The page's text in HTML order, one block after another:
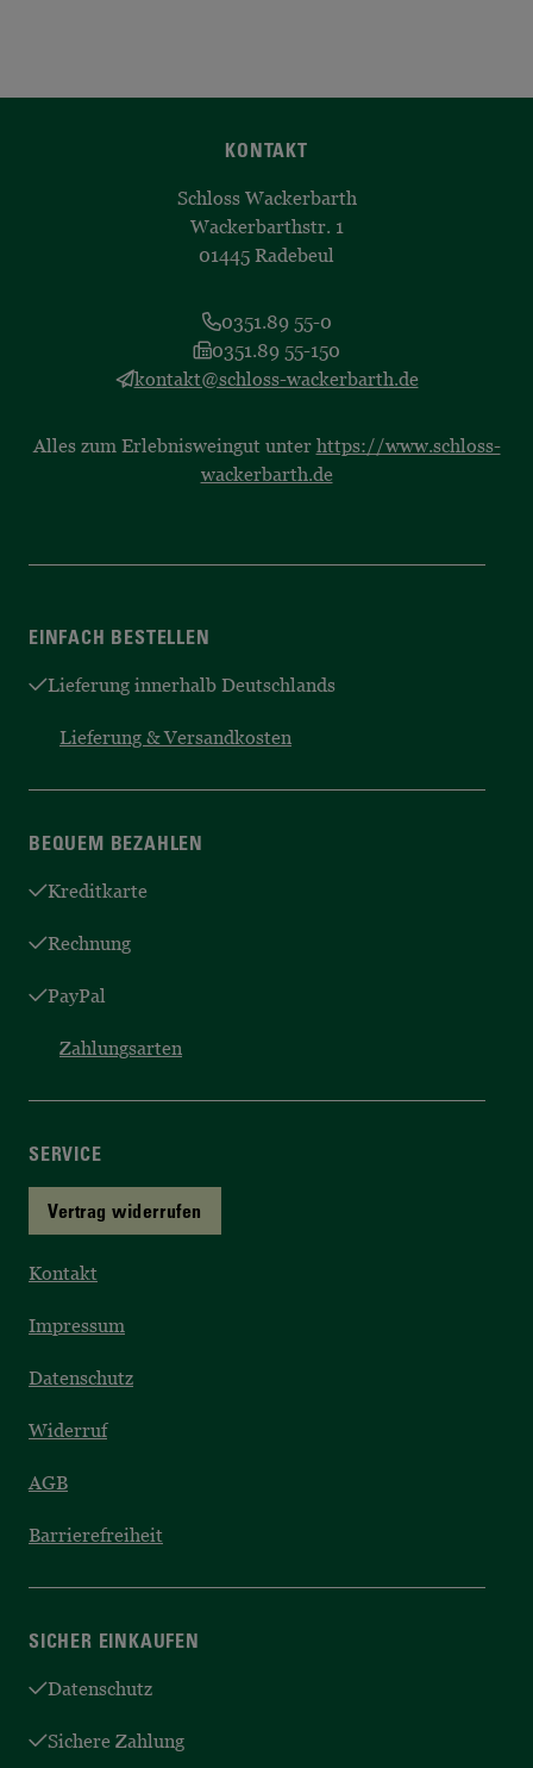
KONTAKT
Schloss Wackerbarth
Wackerbarthstr. 1
01445 Radebeul
0351.89 55-0
0351.89 55-150
kontakt@schloss-wackerbarth.de
Alles zum Erlebnisweingut unter https://www.schloss-
wackerbarth.de
EINFACH BESTELLEN
Lieferung innerhalb Deutschlands
Lieferung & Versandkosten
BEQUEM BEZAHLEN
Kreditkarte
Rechnung
PayPal
Zahlungsarten
SERVICE
Vertrag widerrufen
Kontakt
Impressum
Datenschutz
Widerruf
AGB
Barrierefreiheit
SICHER EINKAUFEN
Datenschutz
Sichere Zahlung